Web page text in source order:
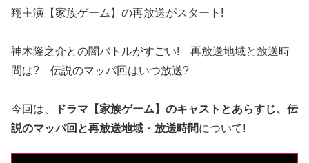
翔主演【家族ゲーム】の再放送がスタート!
神木隆之介との闇バトルがすごい! 再放送地域と放送時
間は? 伝説のマッパ回はいつ放送?
今回は、
ドラマ【家族ゲーム】のキャストとあらすじ、伝
説のマッパ回と再放送地域 ・ 放送時間について!